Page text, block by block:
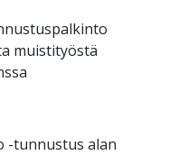
muistityöstä
-tunnustus alan